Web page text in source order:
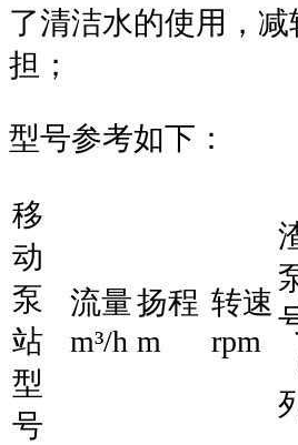
了清洁水的使用，减
担；
型号参考如下：
移
动
泵
站
型
号
流量
m³/h
扬程
m
转速
rpm